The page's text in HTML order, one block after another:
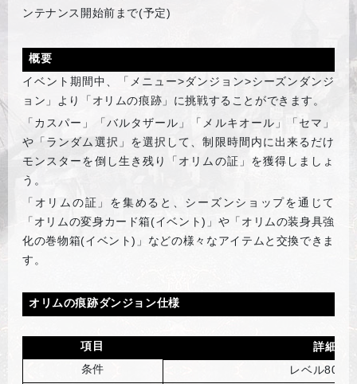
ンテナンス開始前まで(予定)
概要
イベント期間中、「メニュー>ダンジョン>シーズンダンジ
ョン」より「オリムの痕跡」に挑戦することができます。
「カスパー」「バルタザール」「メルキオール」「セマ」
や「ランダム選択」を選択して、制限時間内に出来るだけ
モンスターを倒し生き残り「オリムの証」を獲得しましょ
う。
「オリムの証」を集めると、シーズンショップを通じて
「オリムの変身カード箱(イベント)」や「オリムの装身具強
化の巻物箱(イベント)」などの様々なアイテムと交換できま
す。
オリムの痕跡ダンジョン仕様
項目
詳細
条件
レベル80以